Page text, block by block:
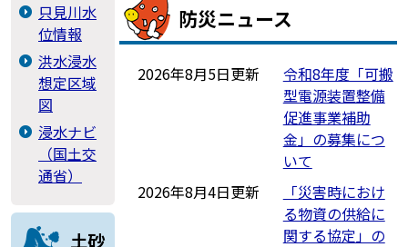
只見川水
位情報
洪水浸水
想定区域
図
浸水ナビ
（国土交
通省）
土砂
防災ニュース
2026年8月5日更新
令和8年度「可搬
型電源装置整備
促進事業補助
金」の募集につ
いて
2026年8月4日更新
「災害時におけ
る物資の供給に
関する協定」の